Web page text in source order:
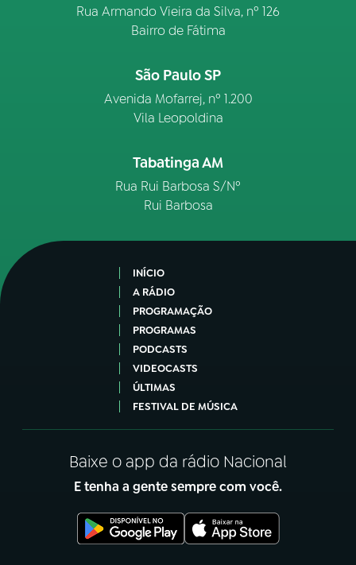
Rua Armando Vieira da Silva, nº 126
Bairro de Fátima
São Paulo SP
Avenida Mofarrej, nº 1.200
Vila Leopoldina
Tabatinga AM
Rua Rui Barbosa S/Nº
Rui Barbosa
INÍCIO
A RÁDIO
PROGRAMAÇÃO
PROGRAMAS
PODCASTS
VIDEOCASTS
ÚLTIMAS
FESTIVAL DE MÚSICA
Baixe o app da rádio Nacional
E tenha a gente sempre com você.